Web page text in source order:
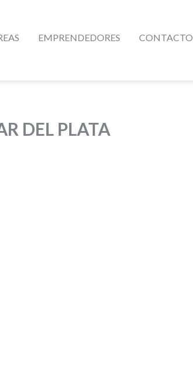
EMPRENDEDORES CONTACTO
DEL PLATA